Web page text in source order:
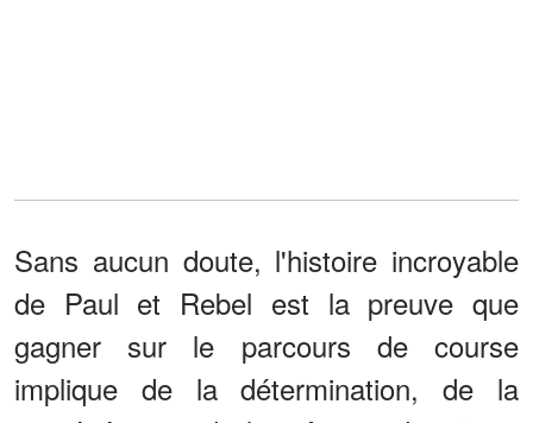
Sans aucun doute, l'histoire incroyable
de Paul et Rebel est la preuve que
gagner sur le parcours de course
implique de la détermination, de la